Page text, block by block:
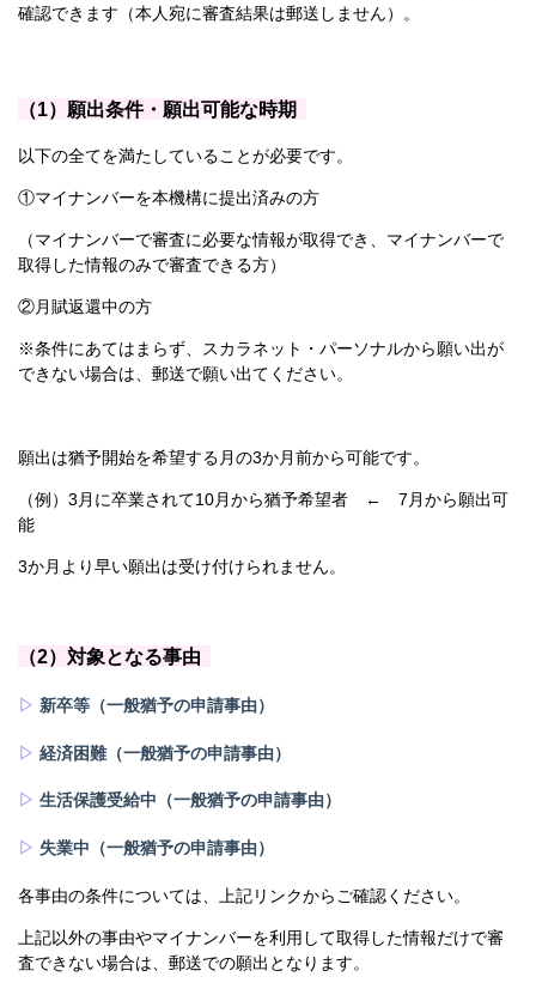
確認できます（本人宛に審査結果は郵送しません）。
（1）願出条件・願出可能な時期
以下の全てを満たしていることが必要です。
①マイナンバーを本機構に提出済みの方
（マイナンバーで審査に必要な情報が取得でき、マイナンバーで
取得した情報のみで審査できる方）
②月賦返還中の方
※条件にあてはまらず、スカラネット・パーソナルから願い出が
できない場合は、郵送で願い出てください。
願出は猶予開始を希望する月の3か月前から可能です。
（例）3月に卒業されて10月から猶予希望者 ← 7月から願出可
能
3か月より早い願出は受け付けられません。
（2）対象となる事由
▷ 新卒等（一般猶予の申請事由）
▷ 経済困難（一般猶予の申請事由）
▷ 生活保護受給中（一般猶予の申請事由）
▷ 失業中（一般猶予の申請事由）
各事由の条件については、上記リンクからご確認ください。
上記以外の事由やマイナンバーを利用して取得した情報だけで審
査できない場合は、郵送での願出となります。